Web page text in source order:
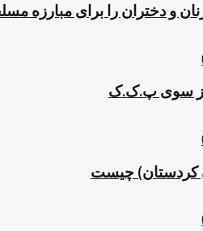
و دختران را برای مبارزه
از سوی پ.ک.ک
چیست